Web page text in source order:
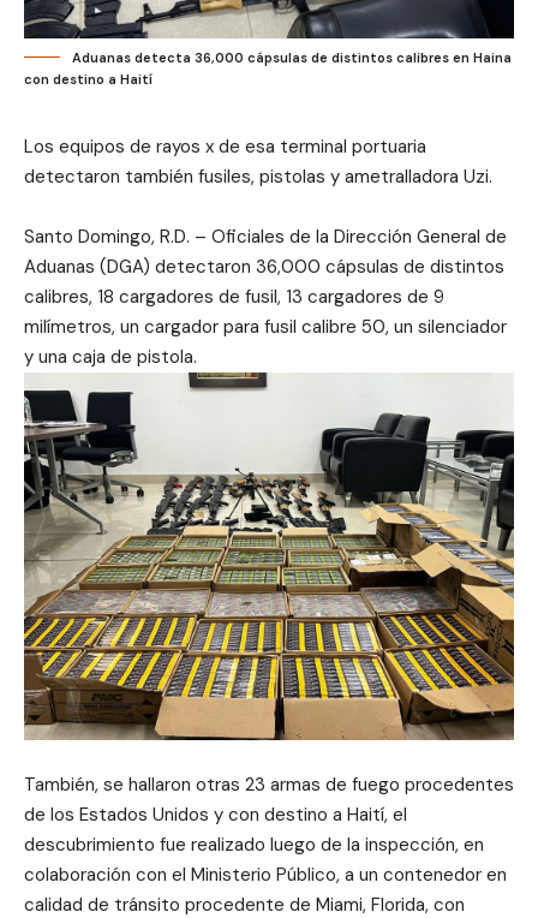
Aduanas detecta 36,000 cápsulas de distintos calibres en Haina
con destino a Haití
Los equipos de rayos x de esa terminal portuaria
detectaron también fusiles, pistolas y ametralladora Uzi.
Santo Domingo, R.D. – Oficiales de la Dirección General de
Aduanas (DGA) detectaron 36,000 cápsulas de distintos
calibres, 18 cargadores de fusil, 13 cargadores de 9
milímetros, un cargador para fusil calibre 50, un silenciador
y una caja de pistola.
También, se hallaron otras 23 armas de fuego procedentes
de los Estados Unidos y con destino a Haití, el
descubrimiento fue realizado luego de la inspección, en
colaboración con el Ministerio Público, a un contenedor en
calidad de tránsito procedente de Miami, Florida, con